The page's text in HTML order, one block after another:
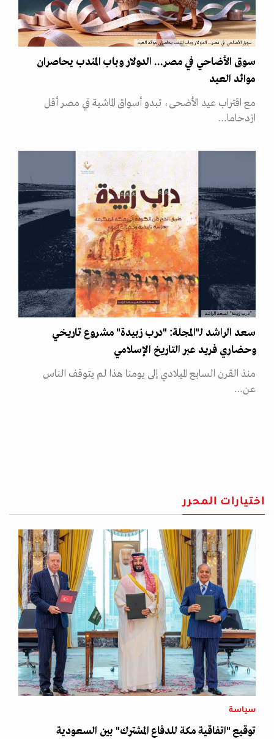
سوق الأضاحي في مصر... الدولار وباب المندب يحاصران موائد العيد
سوق الأضاحي في مصر... الدولار وباب المندب يحاصران
موائد العيد
مع اقتراب عيد الأضحى، تبدو أسواق الماشية في مصر أقل
ازدحاما…
"درب زبيدة" لسعد الراشد
سعد الراشد لـ"المجلة: "درب زبيدة" مشروع تاريخي
وحضاري فريد عبر التاريخ الإسلامي
منذ القرن السابع الميلادي إلى يومنا هذا لم يتوقف الناس
عن…
اختيارات المحرر
سياسة
توقيع "اتفاقية مكة للدفاع المشترك" بين السعودية